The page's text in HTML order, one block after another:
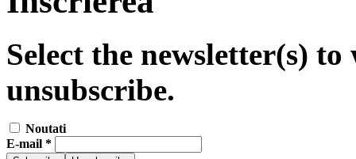
Select the newsletter(s)
unsubscribe.
Noutati
E-mail *